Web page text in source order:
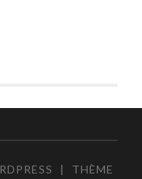
|
THÈME